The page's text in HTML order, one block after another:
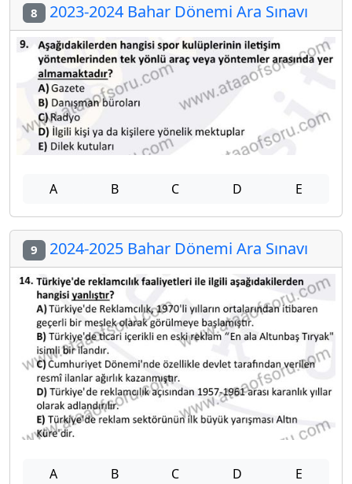
8 2023-2024 Bahar Dönemi Ara Sınavı
A B C D E
9 2024-2025 Bahar Dönemi Ara Sınavı
A B C D E